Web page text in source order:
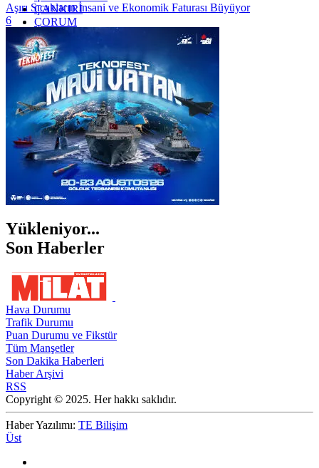
ÇANKIRI
ÇORUM
İSTANBUL
İZMİR
ŞANLIURFA
ŞIRNAK
Aşırı Sıcakların İnsani ve Ekonomik Faturası Büyüyor
6
Yükleniyor...
Son Haberler
Hava Durumu
Trafik Durumu
Puan Durumu ve Fikstür
Tüm Manşetler
Son Dakika Haberleri
Haber Arşivi
RSS
Copyright © 2025. Her hakkı saklıdır.
Haber Yazılımı: TE Bilişim
Üst